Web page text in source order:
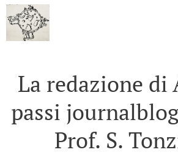
La redazione di
passi
Prof. S.